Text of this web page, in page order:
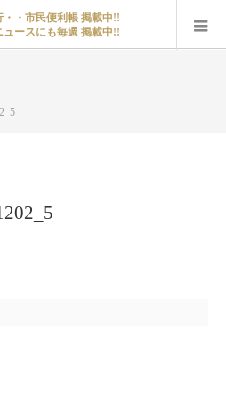
・市民便利帳 掲載中!!
ュースにも毎週 掲載中!!